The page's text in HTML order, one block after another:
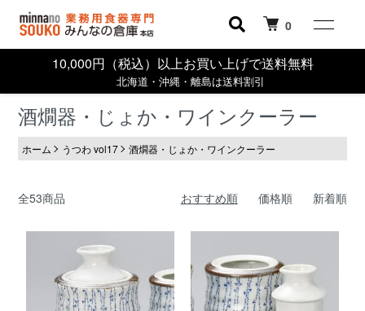
0
10,000円（税込）以上お買い上げで送料無料
北海道・沖縄・離島は送料割引
酒燗器・じょか・ワインクーラー
ホーム うつわ vol17 酒燗器・じょか・ワインクーラー
全53商品 おすすめ順 価格順 新着順